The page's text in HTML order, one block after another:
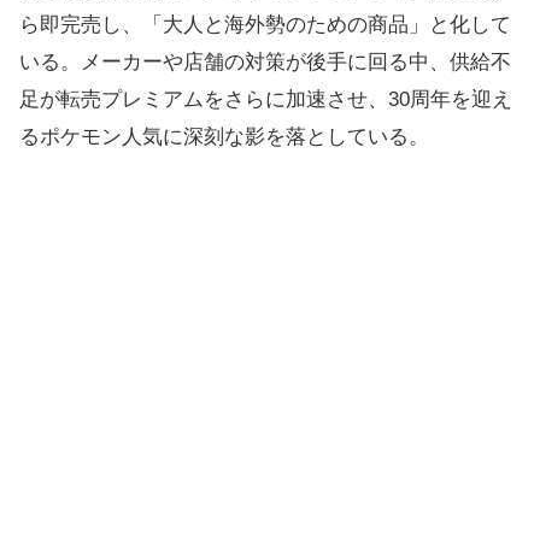
ら即完売し、「大人と海外勢のための商品」と化して
いる。メーカーや店舗の対策が後手に回る中、供給不
足が転売プレミアムをさらに加速させ、30周年を迎え
るポケモン人気に深刻な影を落としている。